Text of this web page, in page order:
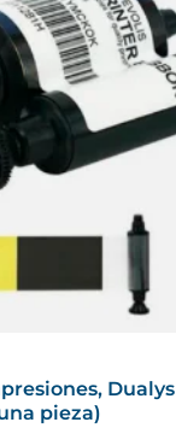
Dualys
pieza)